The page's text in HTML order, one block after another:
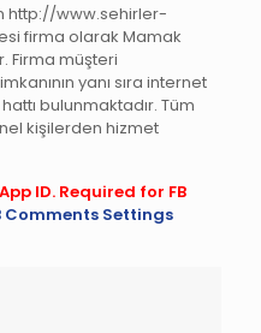
http://www.sehirler-
firma olarak Mamak
Firma müşteri
yanı sıra internet
bulunmaktadır. Tüm
kişilerden hizmet
ID. Required for FB
Comments Settings